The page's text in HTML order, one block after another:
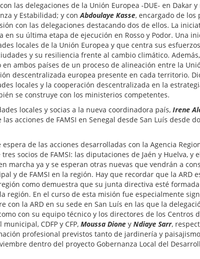
las delegaciones de la Unión Europea -DUE- en Dakar y
y Estabilidad; y conAbdoulaye Kasse, encargado de los
con las delegaciones destacando dos de ellos. La
en su última etapa de ejecución en Rosso y Podor. Una
locales de la Unión Europea y que centra sus
y su resiliencia frente al cambio climático.
ambos países de un proceso de alineación entre la
descentralizada europea presente en cada territorio.
locales y la cooperación descentralizada en la
se construye con los ministerios competentes.
locales y socias a la nueva coordinadora país, Irene
acciones de FAMSI en Senegal desde San Luís desde
de las acciones desarrolladas con la Agencia
socios de FAMSI: las diputaciones de Jaén y Huelva, y
marcha ya y se esperan otras nuevas que vendrán a
y de FAMSI en la región. Hay que recordar que la ARD
como demuestra que su junta directiva esté
región. En el curso de esta misión fue especialmente
la ARD en su sede en San Luís en las que la
con su equipo técnico y los directores de los Centros
CDFP y CFP, Moussa Dione y Ndiaye Sarr,
profesional previstos tanto de jardinería y
dentro del proyecto Gobernanza Local del